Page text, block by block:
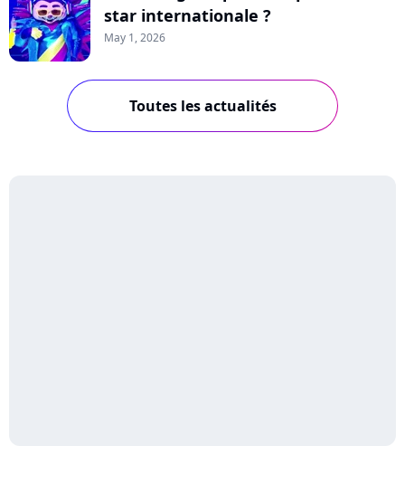
star internationale ?
May 1, 2026
Toutes les actualités